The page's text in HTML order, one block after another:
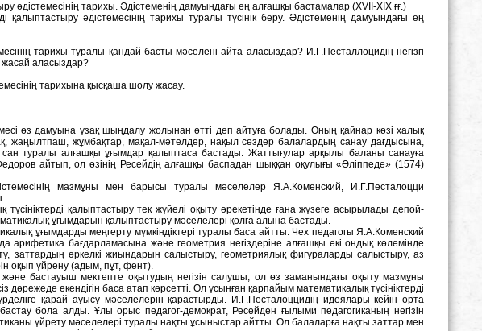
әдістемесінің тарихы. Әдістеменің дамуындағы ең алғашқы бастамалар (ХVІІ-ХІХ ғғ.)
қалыптастыру әдістемесінің тарихы туралы түсінік беру. Әдістеменің дамуындағы ең
тарихы туралы қандай басты мәселені айта аласыздар? И.Г.Песталлоцидің негізгі
аласыздар?
тарихына қысқаша шолу жасау.
өз дамуына ұзақ шыңдалу жолынан өтті деп айтуға болады. Оның қайнар көзі халық
жаңылтпаш, жұмбақтар, мақал-мәтелдер, нақыл сөздер балалардың санау дағдысына,
туралы алғашқы ұғымдар қалыптаса бастады. Жаттығулар арқылы баланы санауға
айтып, ол өзінің Ресейдің алғашқы баспадан шыққан оқулығы «Әліппеде» (1574)
мазмұны мен барысы туралы мәселелер Я.А.Коменский, И.Г.Песталоцци
қалыптастыру тек жүйелі оқыту әрекетінде ғана жүзеге асырылады депой-
ұғымдарын қалыптастыру мәселелері қолға алына бастады.
ұғымдарды меңгерту мүмкіндіктері туралы баса айтты. Чех педагогы Я.А.Коменский
бағдарламасына және геометрия негіздеріне алғашқы екі ондық көлемінде
заттардың әркелкі жиындарын салыстыру, геометриялық фигураларды салыстыру, аз
оқып үйрену (адым, пұт, фент).
бастауыш мектепте оқытудың негізін салушы, ол өз заманындағы оқыту мазмұны
екендігін баса атап көрсетті. Ол ұсынған қарпайым математикалық түсініктерді
қарай ауысу мәселелерін қарастырды. И.Г.Песталоццидің идеялары кейін орта
бола алды. Ұлы орыс педагог-демократ, Ресейден ғылыми педагогиканың негізін
үйрету мәселелері туралы нақты ұсыныстар айтты. Ол балаларға нақты заттар мен